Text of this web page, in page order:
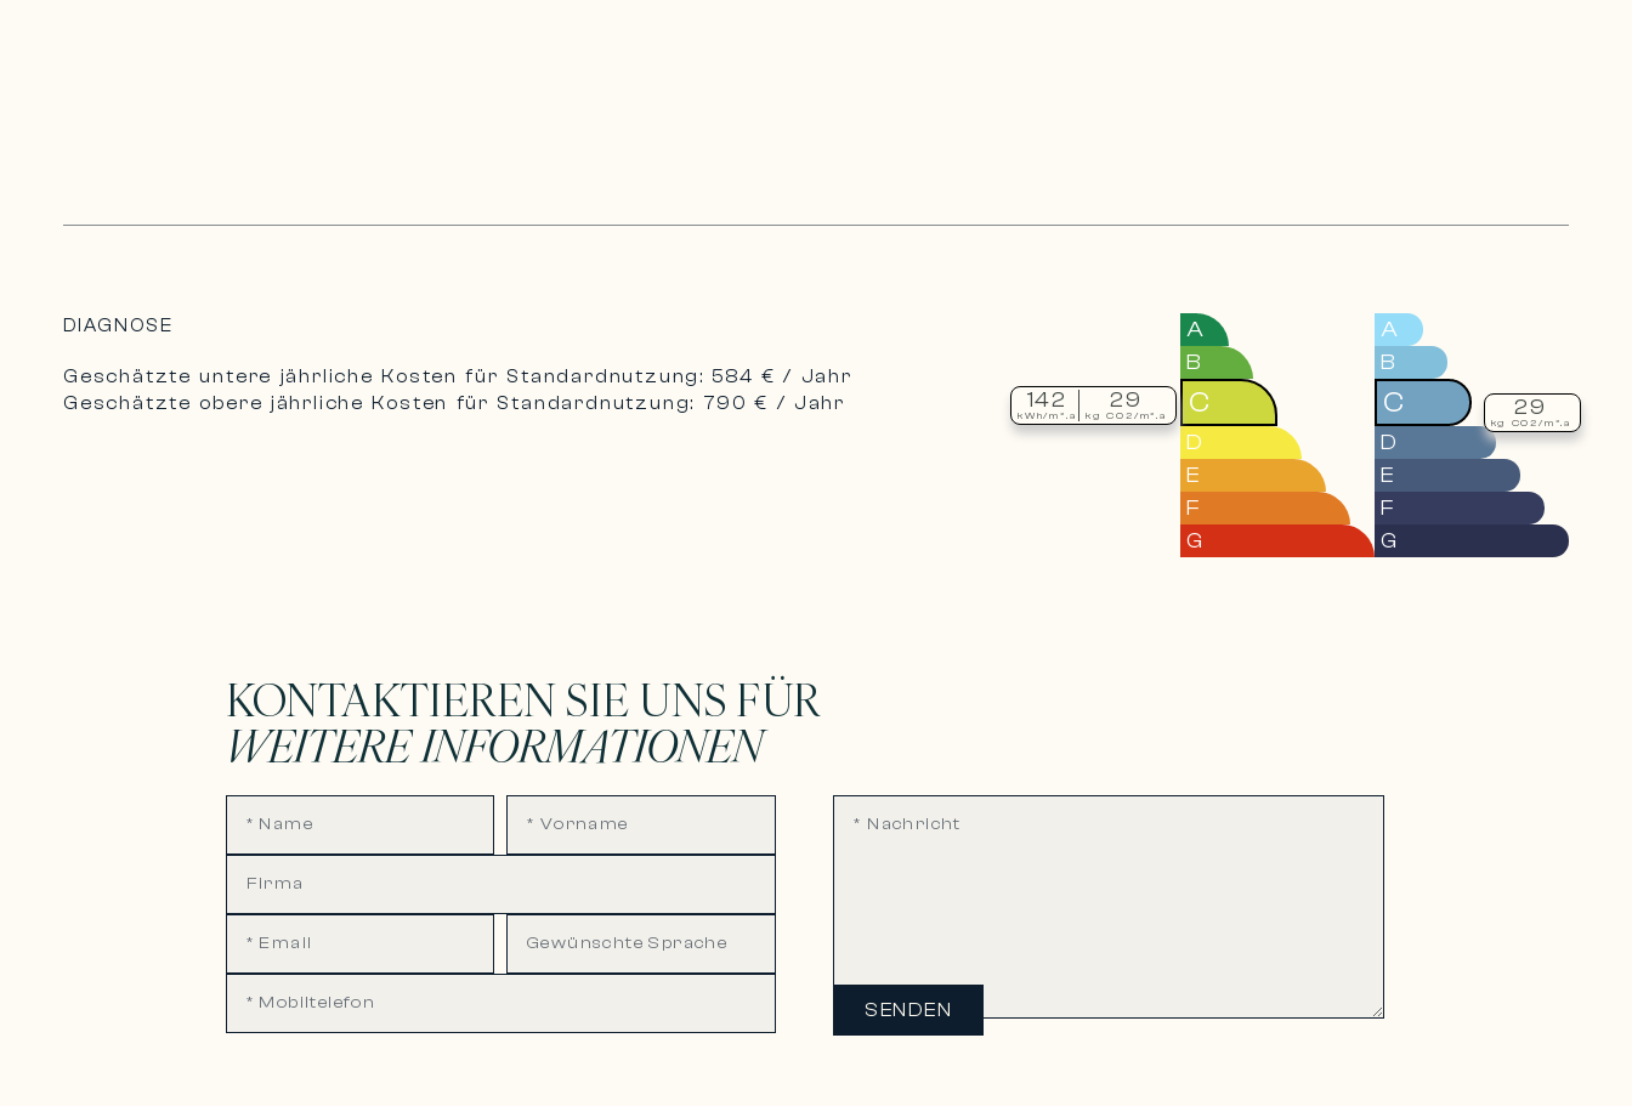
DIAGNOSE
Geschätzte untere jährliche Kosten für Standardnutzung: 584 € / Jahr
Geschätzte obere jährliche Kosten für Standardnutzung: 790 € / Jahr
A
B
C
D
E
F
G
142
kWh/m².a
29
kg CO2/m².a
A
B
C
D
E
F
G
29
kg CO2/m².a
KONTAKTIEREN SIE UNS FÜR
WEITERE INFORMATIONEN
SENDEN